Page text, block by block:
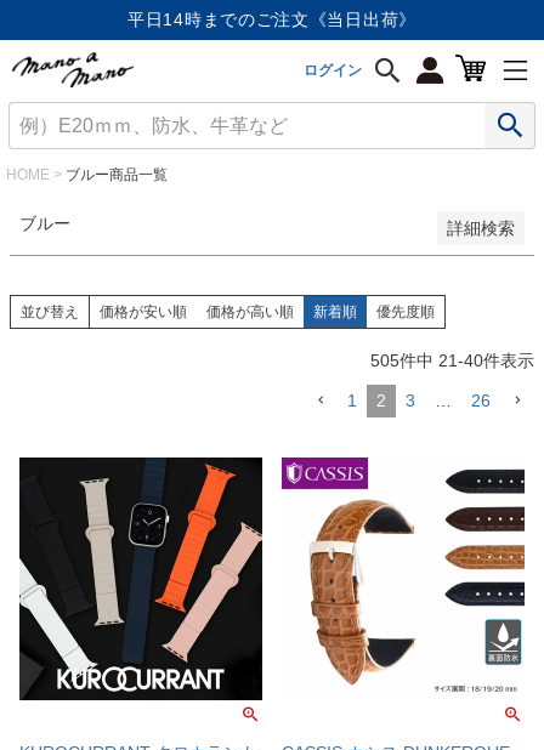
平日14時までのご注文《当日出荷》
ログイン
HOME ブルー商品一覧
ブルー 詳細検索
価格が安い順
価格が高い順
優先度順
キーワードヒット順
並び替え 価格が安い順 価格が高い順 新着順 優先度順
505件中 21-40件表示
1 2 3 26